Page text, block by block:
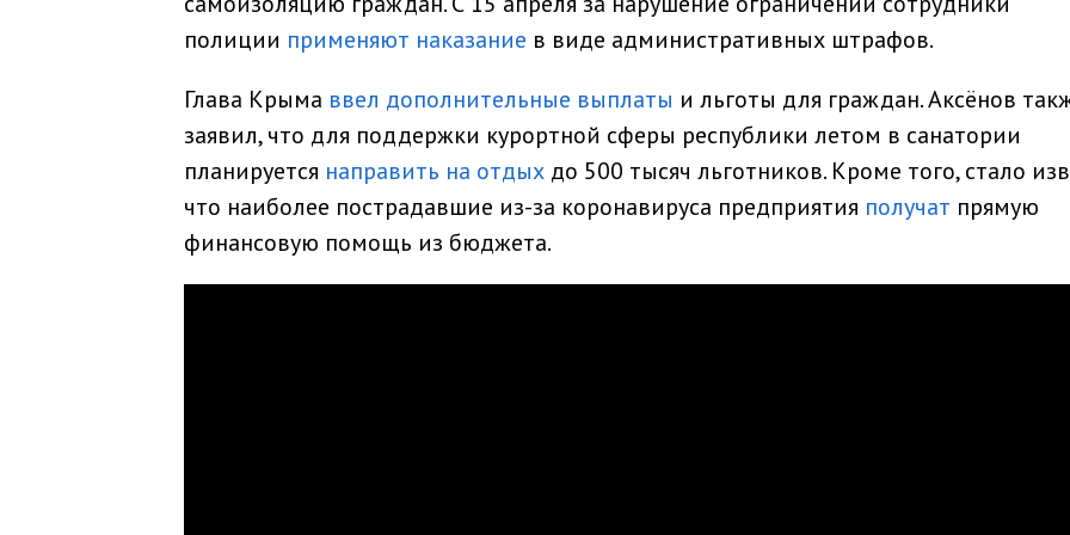
полиции применяют наказание в виде административных штрафов.
Глава Крыма ввел дополнительные выплаты и льготы для граждан. Аксёнов
заявил, что для поддержки курортной сферы республики летом в санатории
планируется направить на отдых до 500 тысяч льготников. Кроме того, стало
что наиболее пострадавшие из-за коронавируса предприятия получат прямую
финансовую помощь из бюджета.